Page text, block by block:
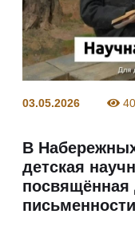
03.05.2026
В
детская
письменности